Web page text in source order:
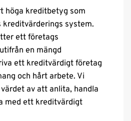
höga kreditbetyg som
kreditvärderings system.
ett företags
en mängd
ett kreditvärdigt företag
och hårt arbete. Vi
av att anlita, handla
med ett kreditvärdigt